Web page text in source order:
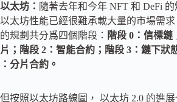
以太坊： 隨著去年和今年 NFT 和 DeFi 的
以太坊性能已經很難承載大量的市場需
的規劃共分爲四個階段： 階段 0：信標鏈
片；階段 2：智能合約；階段 3：鏈下狀
：分片合約。
但按照以太坊路線圖， 以太坊 2.0 的進展